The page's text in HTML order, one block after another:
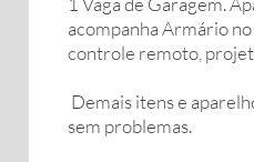
acompanha Armário
controle remoto,
Demais itens e
sem problemas.